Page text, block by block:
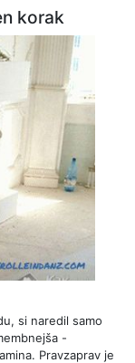
korak
si naredil samo
-
Pravzaprav je